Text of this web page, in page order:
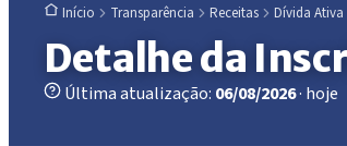
Início Transparência Receitas Dívida Ativa
Detalhe da
Última atualização: 06/08/2026· hoje